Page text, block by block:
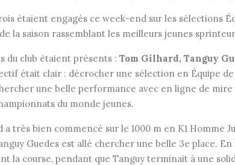
étaient engagés ce week-end sur les sélections
la saison rassemblant les meilleurs jeunes
du club étaient présents : Tom Gilhard, Tanguy
était clair : décrocher une sélection en Équipe
une belle performance avec en ligne de
du monde jeunes.
très bien commencé sur le 1000 m en K1 Homme
Guedes est allé chercher une belle 3e place.
la course, pendant que Tanguy terminait à une